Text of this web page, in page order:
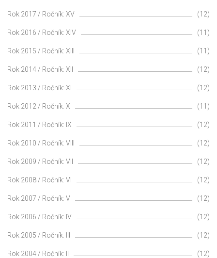
Rok 2017 / Ročník: XV (12)
Rok 2016 / Ročník: XIV (11)
Rok 2015 / Ročník: XIII (11)
Rok 2014 / Ročník: XII (12)
Rok 2013 / Ročník: XI (12)
Rok 2012 / Ročník: X (11)
Rok 2011 / Ročník: IX (12)
Rok 2010 / Ročník: VIII (12)
Rok 2009 / Ročník: VII (12)
Rok 2008 / Ročník: VI (12)
Rok 2007 / Ročník: V (12)
Rok 2006 / Ročník: IV (12)
Rok 2005 / Ročník: III (12)
Rok 2004 / Ročník: II (12)